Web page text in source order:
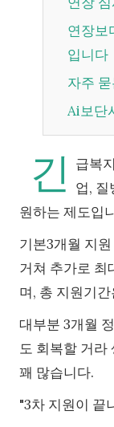
연장보다 중요한 것은 위기 상황의 기록
입니다
자주
Ai보
긴
급복
업, 질
원하는 제도입
기본3개월 지
거쳐 추가로 최
며, 총 지원기
대부분 3개월
도 회복할 거라
꽤 많습니다.
"3차 지원이 끝